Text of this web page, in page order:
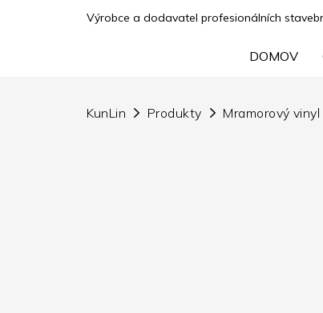
Výrobce a dodavatel profesionálních
DOMOV
KunLin Produkty Mramorový vinyl